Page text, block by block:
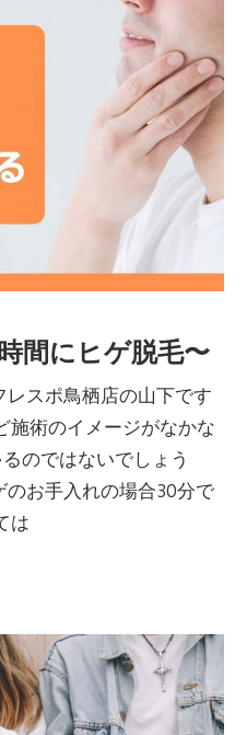
間にヒゲ脱毛〜
スポ鳥栖店の山下です
施術のイメージがなかな
のではないでしょう
お手入れの場合30分で
は